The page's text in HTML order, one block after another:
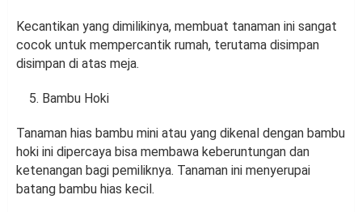
Kecantikan yang dimilikinya, membuat tanaman ini sangat
cocok untuk mempercantik rumah, terutama disimpan
disimpan di atas meja.
Bambu Hoki
Tanaman hias bambu mini atau yang dikenal dengan bambu
hoki ini dipercaya bisa membawa keberuntungan dan
ketenangan bagi pemiliknya. Tanaman ini menyerupai
batang bambu hias kecil.